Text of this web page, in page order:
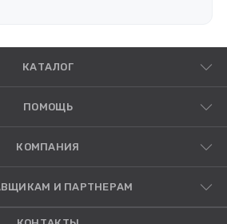
КАТАЛОГ
ПОМОЩЬ
КОМПАНИЯ
И ПАРТНЕРАМ